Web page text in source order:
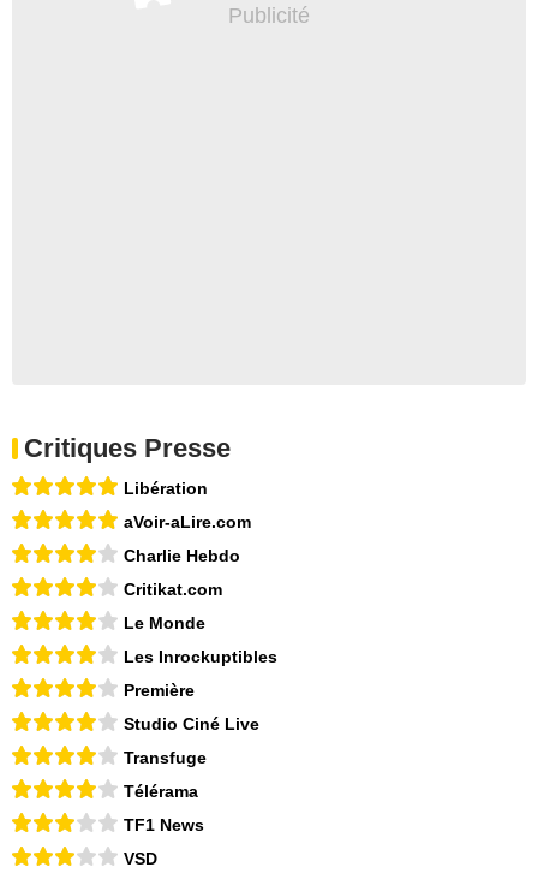
Critiques Presse
Libération
aVoir-aLire.com
Charlie Hebdo
Critikat.com
Le Monde
Les Inrockuptibles
Première
Studio Ciné Live
Transfuge
Télérama
TF1 News
VSD